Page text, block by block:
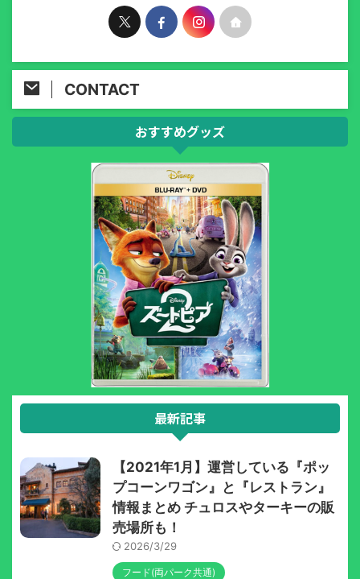
CONTACT
おすすめグッズ
最新記事
【2021年1月】運営している『ポッ
プコーンワゴン』と『レストラン』
情報まとめ チュロスやターキーの販
売場所も！
2026/3/29
フード(両パーク共通)